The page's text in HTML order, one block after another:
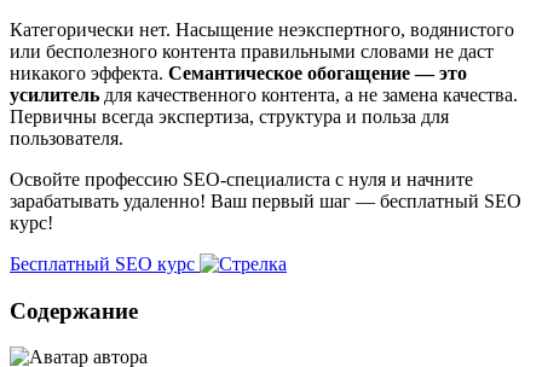
Категорически нет. Насыщение неэкспертного, водянистого
или бесполезного контента правильными словами не даст
никакого эффекта. Семантическое обогащение — это
усилитель для качественного контента, а не замена качества.
Первичны всегда экспертиза, структура и польза для
пользователя.
Освойте профессию SEO-специалиста с нуля и начните
зарабатывать удаленно! Ваш первый шаг — бесплатный SEO
курс!
Бесплатный SEO курс
Содержание